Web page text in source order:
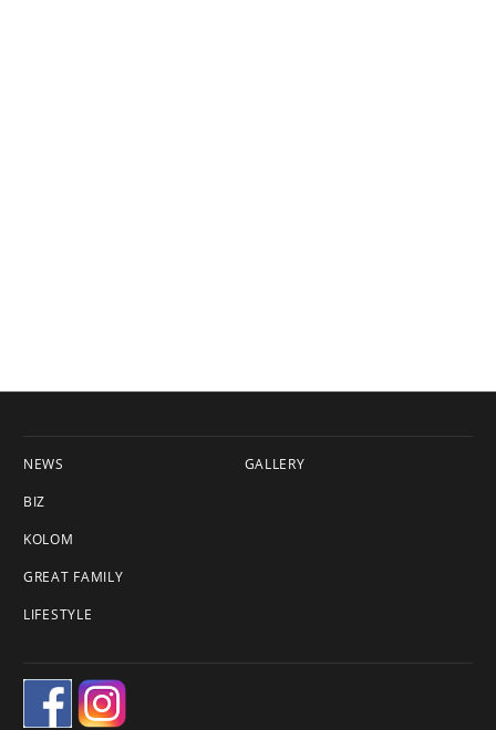
NEWS
BIZ
KOLOM
GREAT FAMILY
LIFESTYLE
GALLERY